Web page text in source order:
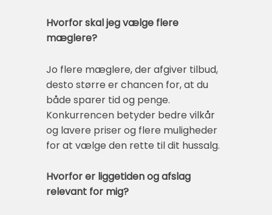
Hvorfor skal jeg vælge flere
mæglere?
Jo flere mæglere, der afgiver tilbud,
desto større er chancen for, at du
både sparer tid og penge.
Konkurrencen betyder bedre vilkår
og lavere priser og flere muligheder
for at vælge den rette til dit hussalg.
Hvorfor er liggetiden og afslag
relevant for mig?